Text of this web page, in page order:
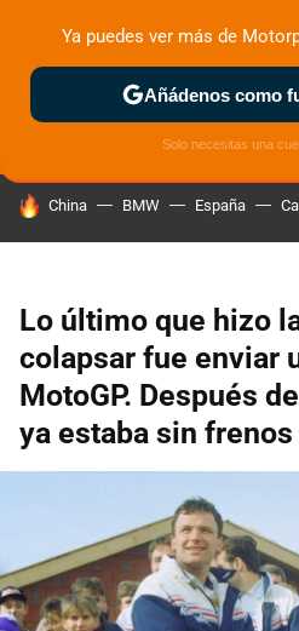
ZONA DE PRUEBAS
HOY SE HABLA DE
China BMW España
Lo último que hizo
colapsar fue enviar
MotoGP. Después
ya estaba sin
Ya puedes ver más de
Añádenos como
Solo necesitas una